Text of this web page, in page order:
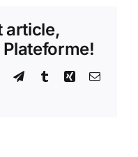
article,
WhatsApp
TelegramTumblrXing Email